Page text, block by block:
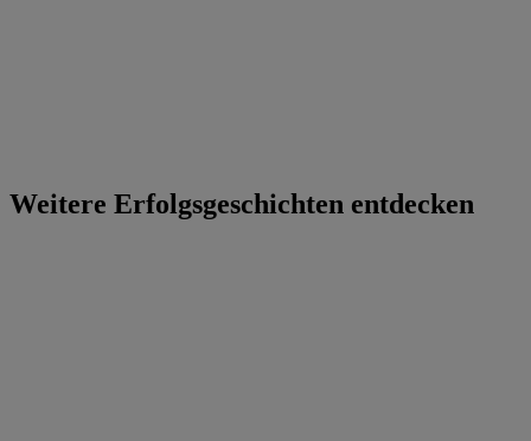
Weitere Erfolgsgeschichten entdecken